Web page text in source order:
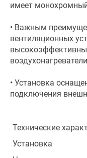
имеет
• Важным
вентиляционных
• Установка
подключения
Технические
Установка